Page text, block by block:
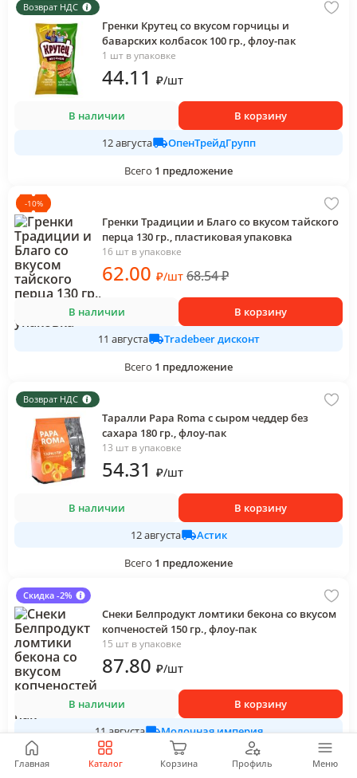
Главная Каталог Корзина Профиль Меню
Возврат НДС
Гренки Крутец со вкусом горчицы и
баварских колбасок 100 гр., флоу-пак
1 шт в упаковке
44.11 ₽/шт
В наличии
В корзину
12 августа
ОпенТрейдГрупп
Всего 1 предложение
-10%
Гренки Традиции и Благо со вкусом тайского
перца 130 гр., пластиковая упаковка
16 шт в упаковке
62.00 ₽/шт 68.54₽
В наличии
В корзину
11 августа
Tradebeer дисконт
Всего 1 предложение
Возврат НДС
Таралли Papa Roma с сыром чеддер без
сахара 180 гр., флоу-пак
13 шт в упаковке
54.31 ₽/шт
В наличии
В корзину
12 августа
Астик
Всего 1 предложение
Скидка -2%
Снеки Белпродукт ломтики бекона со вкусом
копченостей 150 гр., флоу-пак
15 шт в упаковке
87.80 ₽/шт
В наличии
В корзину
11 августа
Молочная империя
предложения